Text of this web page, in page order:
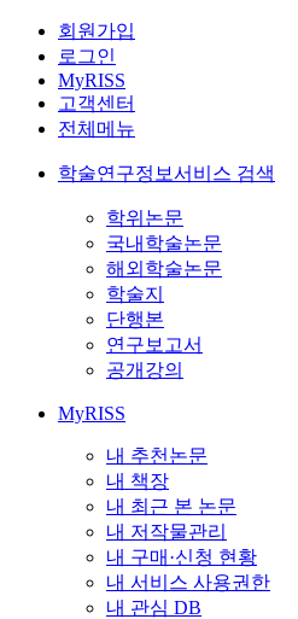
회원가입
로그인
MyRISS
고객센터
전체메뉴
학술연구정보서비스 검색
학위논문
국내학술논문
해외학술논문
학술지
단행본
연구보고서
공개강의
MyRISS
내 추천논문
내 책장
내 최근 본 논문
내 저작물관리
내 구매·신청 현황
내 서비스 사용권한
내 관심 DB